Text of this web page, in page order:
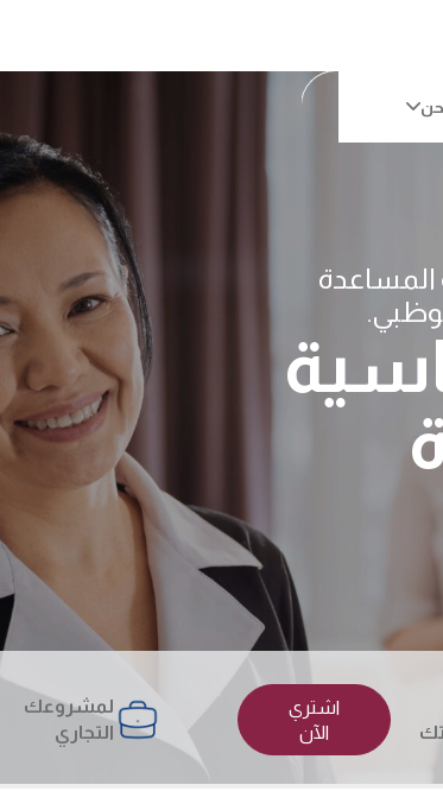
الأمان
اشتري
الآن
لمشروعك
التجاري